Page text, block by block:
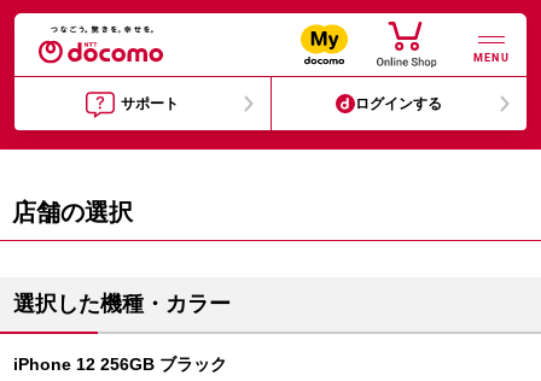
MENU
サポート ログインする
店舗の選択
選択した機種・カラー
iPhone 12 256GB ブラック